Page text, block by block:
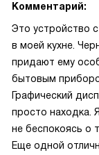
Комментарий:
Это устройство
в моей кухне.
придают ему
бытовым
Графический
просто находка.
не беспокоясь о
Еще одной